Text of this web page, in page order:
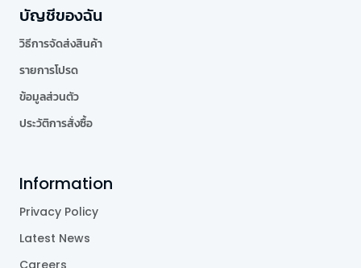
บัญชีของฉัน
วิธีการจัดส่งสินค้า
รายการโปรด
ข้อมูลส่วนตัว
ประวัติการสั่งซื้อ
Information
Privacy Policy
Latest News
Careers